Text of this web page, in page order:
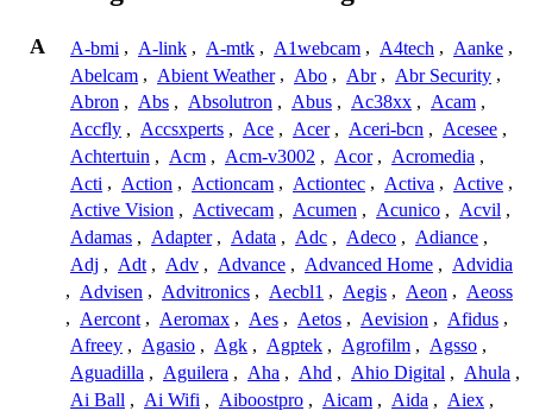
A A-bmi , A-link , A-mtk , A1webcam , A4tech , Aanke ,
Abelcam , Abient Weather , Abo , Abr , Abr Security ,
Abron , Abs , Absolutron , Abus , Ac38xx , Acam ,
Accfly , Accsxperts , Ace , Acer , Aceri-bcn , Acesee ,
Achtertuin , Acm , Acm-v3002 , Acor , Acromedia ,
Acti , Action , Actioncam , Actiontec , Activa , Active ,
Active Vision , Activecam , Acumen , Acunico , Acvil ,
Adamas , Adapter , Adata , Adc , Adeco , Adiance ,
Adj , Adt , Adv , Advance , Advanced Home , Advidia
, Advisen , Advitronics , Aecbl1 , Aegis , Aeon , Aeoss
, Aercont , Aeromax , Aes , Aetos , Aevision , Afidus ,
Afreey , Agasio , Agk , Agptek , Agrofilm , Agsso ,
Aguadilla , Aguilera , Aha , Ahd , Ahio Digital , Ahula ,
Ai Ball , Ai Wifi , Aiboostpro , Aicam , Aida , Aiex ,